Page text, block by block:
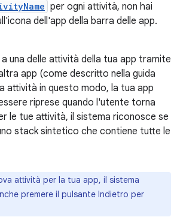
per ogni attività, non hai
dell'app della barra delle app.
una delle attività della tua app tramite
app (come descritto nella guida
attività in questo modo, la tua app
riprese quando l'utente torna
le tue attività, il sistema riconosce se
stack sintetico che contiene tutte le
attività per la tua app, il sistema
premere il pulsante Indietro per